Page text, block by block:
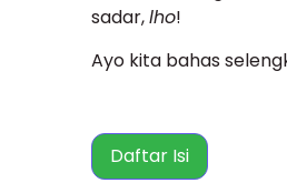
sadar,lho!
Ayo kita bahas
Daftar Isi